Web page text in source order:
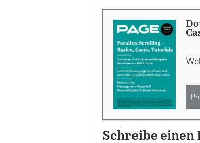
Schreibe einen